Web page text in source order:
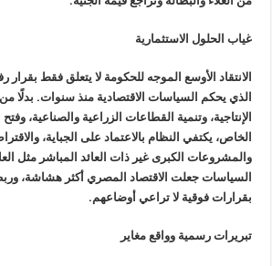
غياب الحلول الاستثمارية
الانتقاد الأوسع الموجه للحكومة لا يتعلق فقط بقرار
الذي يحكم السياسات الاقتصادية منذ سنوات. بدلًا
الإنتاجية، وتنمية القطاعات الزراعية والصناعية،
الخاص، يكتفي النظام بالاعتماد على الجباية،
والمشروعات الكبرى غير ذات العائد المباشر مثل
السياسات جعلت الاقتصاد المصري أكثر هشاشة،
بقرارات فوقية لا تراعي أوضاعهم.
تبريرات رسمية وواقع مغاير